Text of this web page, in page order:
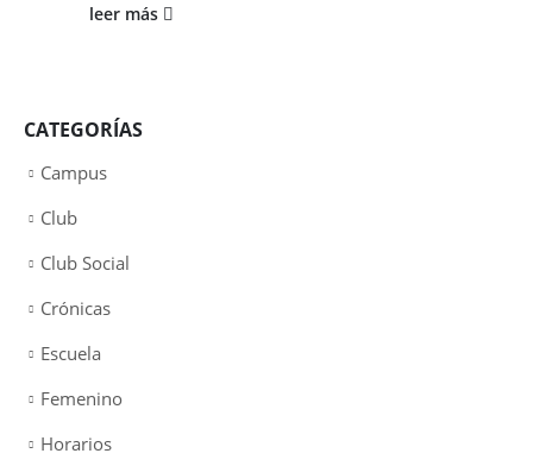
leer más
CATEGORÍAS
Campus
Club
Club Social
Crónicas
Escuela
Femenino
Horarios